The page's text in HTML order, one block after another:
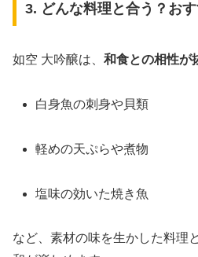
3. どんな料理と合う？お
如空 大吟醸は、 和食との相性が
白身魚の刺身や貝類
軽めの天ぷらや煮物
塩味の効いた焼き魚
など、素材の味を生かした料理